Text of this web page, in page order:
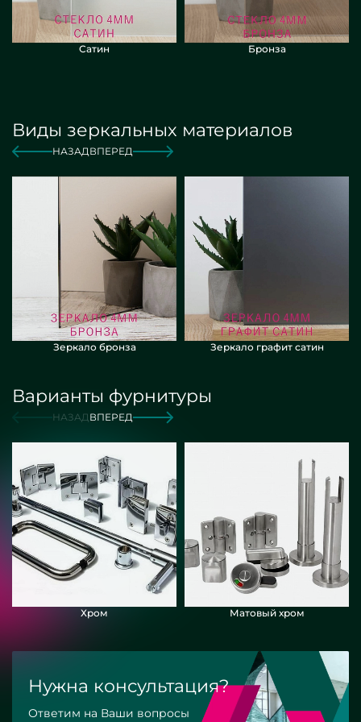
Сатин Бронза
Виды зеркальных материалов
НАЗАДВПЕРЕД
Зеркало бронза Зеркало графит сатин
Варианты фурнитуры
НАЗАДВПЕРЕД
Хром Матовый хром
Нужна консультация?
Ответим на Ваши вопросы